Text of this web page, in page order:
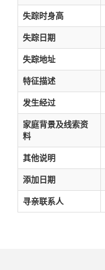
失踪时身高
失踪日期
失踪地址
特征描述
发生经过
家庭背景及线索资
料
其他说明
添加日期
寻亲联系人